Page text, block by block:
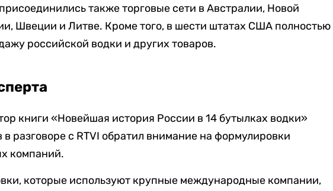
также торговые сети в Австралии, Новой
Швеции и Литве. Кроме того, в шести штатах США полностью
российской водки и других товаров.
книги «Новейшая история России в 14 бутылках водки»
разговоре с RTVI обратил внимание на формулировки
компаний.
которые используют крупные международные компании,